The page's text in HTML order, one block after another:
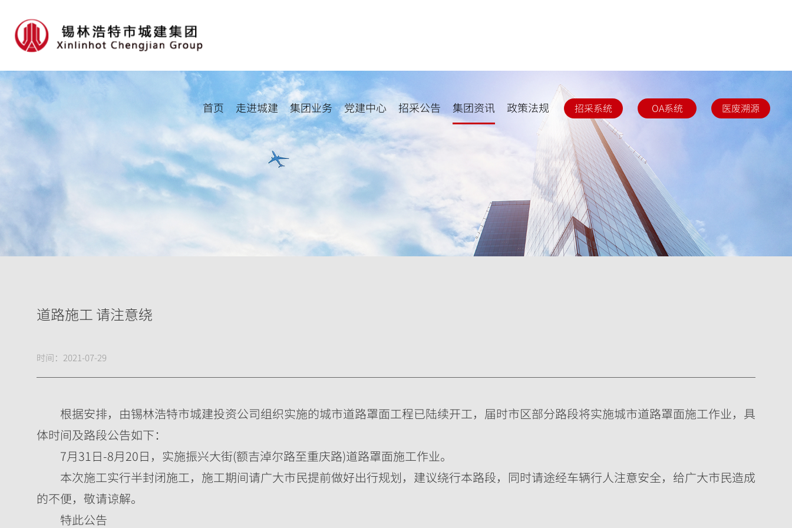
首页 走进城建 集团业务 党建中心 招采公告 集团资讯 政策法规 招采系统 OA系统 医废溯源
道路施工 请注意绕
时间：2021-07-29
根据安排，由锡林浩特市城建投资公司组织实施的城市道路罩面工程已陆续开工，届时市区部分路段将实施城市道路罩面施工作业，具
体时间及路段公告如下：
7月31日-8月20日，实施振兴大街(额吉淖尔路至重庆路)道路罩面施工作业。
本次施工实行半封闭施工，施工期间请广大市民提前做好出行规划，建议绕行本路段，同时请途经车辆行人注意安全，给广大市民造成
的不便，敬请谅解。
特此公告